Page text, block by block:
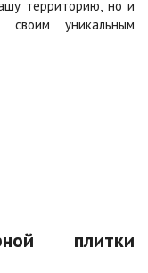
Конго
территорию, но и
своим уникальным
плитки